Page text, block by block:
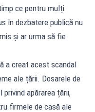
ce pentru mulți
în dezbatere publică nu
și ar urma să fie
a creat acest scandal
ale țării. Dosarele de
privind apărarea țării,
firmele de casă ale